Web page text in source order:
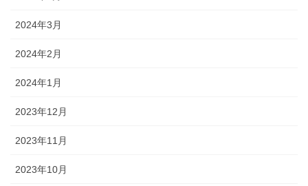
2024年3月
2024年2月
2024年1月
2023年12月
2023年11月
2023年10月